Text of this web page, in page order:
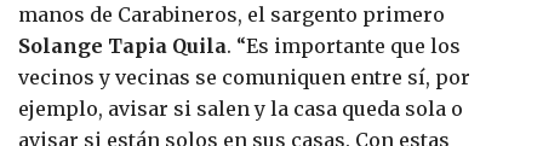
manos de Carabineros, el sargento primero
Solange Tapia Quila. “Es importante que los
vecinos y vecinas se comuniquen entre sí, por
ejemplo, avisar si salen y la casa queda sola o
avisar si están solos en sus casas. Con estas